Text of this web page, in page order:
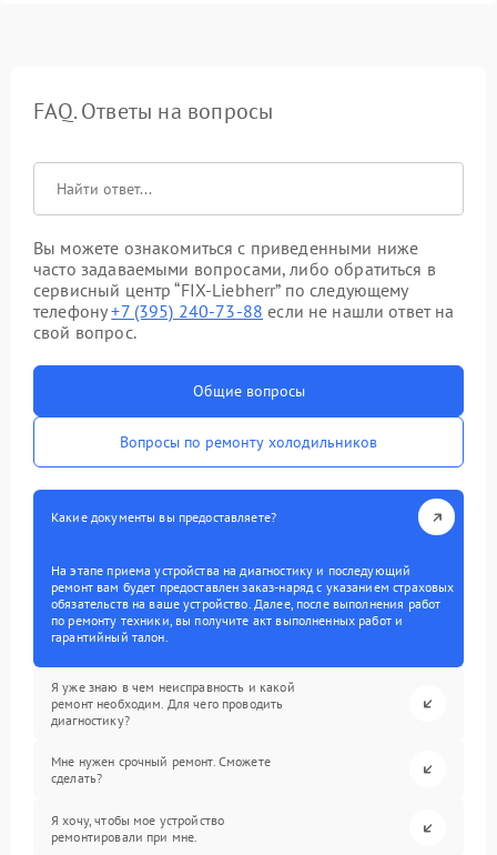
FAQ. Ответы на вопросы
Вы можете ознакомиться с приведенными ниже
часто задаваемыми вопросами, либо обратиться в
сервисный центр “FIX-Liebherr” по следующему
телефону+7 (395) 240-73-88 если не нашли ответ на
свой вопрос.
Общие вопросы
Вопросы по ремонту холодильников
Какие документы вы предоставляете?
На этапе приема устройства на диагностику и последующий
ремонт вам будет предоставлен заказ-наряд с указанием страховых
обязательств на ваше устройство. Далее, после выполнения работ
по ремонту техники, вы получите акт выполненных работ и
гарантийный талон.
Я уже знаю в чем неисправность и какой
ремонт необходим. Для чего проводить
диагностику?
Мне нужен срочный ремонт. Сможете
сделать?
Я хочу, чтобы мое устройство
ремонтировали при мне.